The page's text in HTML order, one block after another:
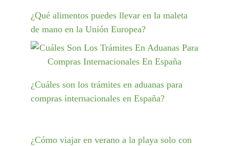
¿Qué alimentos puedes llevar en la maleta
de mano en la Unión Europea?
¿Cuáles son los trámites en aduanas para
compras internacionales en España?
¿Cómo viajar en verano a la playa solo con